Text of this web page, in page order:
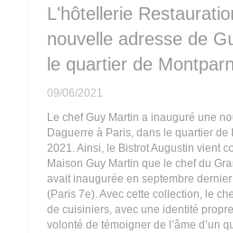
L'hôtellerie
nouvelle adresse de
le quartier de
09/06/2021
Le chef Guy Martin a inauguré une
Daguerre à Paris, dans le quartier
2021. Ainsi, le Bistrot Augustin vient
Maison Guy Martin que le chef du
avait inaugurée en septembre
(Paris 7e). Avec cette collection, le
de cuisiniers, avec une identité
volonté de témoigner de l’âme d’un